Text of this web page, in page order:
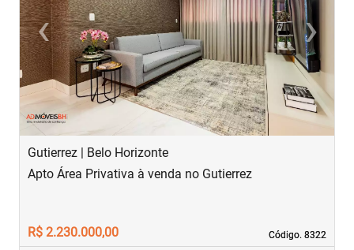
‹Previous ›Next
Gutierrez | Belo Horizonte
Código. 8322
Código. 8322
Apto Área Privativa à venda no Gutierrez
R$ 2.230.000,00